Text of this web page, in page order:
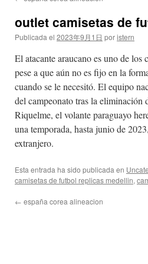
contenido
outlet camisetas de
Publicada el 2023年9月1日 poristern
El atacante araucano es uno de
pese a que aún no es fijo en la
cuando se le necesitó. El equipo
del campeonato tras la
Riquelme, el volante paraguayo
una temporada, hasta junio de
extranjero.
Esta entrada ha sido publicada en
camisetas de futbol replicas medellin,
← españa corea alineacion